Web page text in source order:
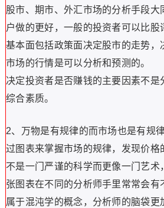
股市、期市、外汇市场的分析手段大
户做的更好，一般的投资者可以比股
基本面包括政策面决定股市的走势，
市场的行情是可以分析和预测的。
决定投资者是否赚钱的主要因素不是
综合素质。
2、万物是有规律的而市场也是有规
过图表来掌握市场的规律，发现价格
不是一门严谨的科学而更像一门艺术
张图表在不同的分析师手里常常会有
属于混沌学的概念，分析师的脑袋更